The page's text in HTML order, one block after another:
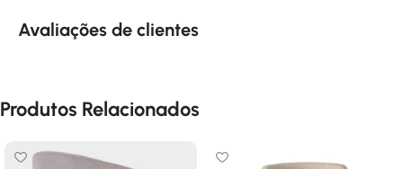
Avaliações de clientes
Produtos Relacionados